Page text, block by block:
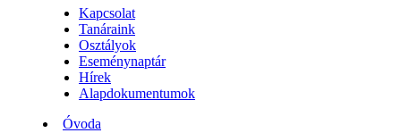
Kapcsolat
Tanáraink
Osztályok
Eseménynaptár
Hírek
Alapdokumentumok
Óvoda